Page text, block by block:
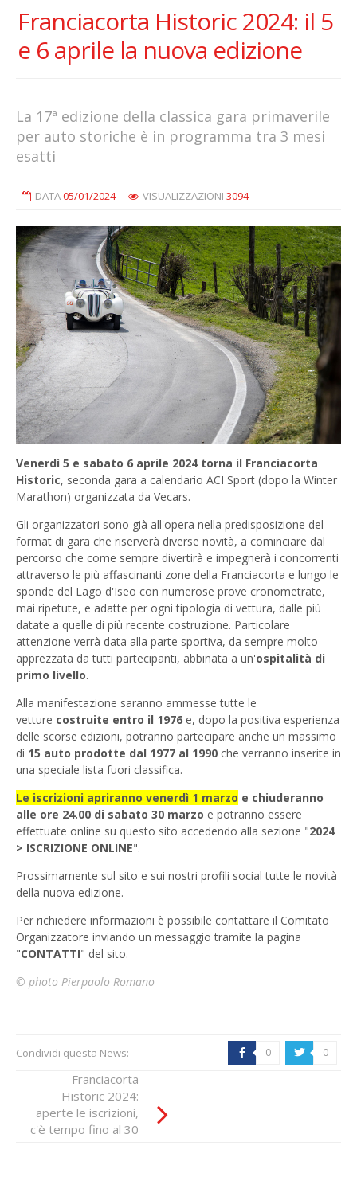
Franciacorta Historic 2024: il 5
e 6 aprile la nuova edizione
La 17ª edizione della classica gara primaverile
per auto storiche è in programma tra 3 mesi
esatti
DATA05/01/2024 VISUALIZZAZIONI 3094
Venerdì 5 e sabato 6 aprile 2024 torna il Franciacorta
Historic, seconda gara a calendario ACI Sport (dopo la Winter
Marathon) organizzata da Vecars.
Gli organizzatori sono già all'opera nella predisposizione del
format di gara che riserverà diverse novità, a cominciare dal
percorso che come sempre divertirà e impegnerà i concorrenti
attraverso le più affascinanti zone della Franciacorta e lungo le
sponde del Lago d'Iseo con numerose prove cronometrate,
mai ripetute, e adatte per ogni tipologia di vettura, dalle più
datate a quelle di più recente costruzione. Particolare
attenzione verrà data alla parte sportiva, da sempre molto
apprezzata da tutti partecipanti, abbinata a un'ospitalità di
primo livello.
Alla manifestazione saranno ammesse tutte le
vetture costruite entro il 1976 e, dopo la positiva esperienza
delle scorse edizioni, potranno partecipare anche un massimo
di 15 auto prodotte dal 1977 al 1990 che verranno inserite in
una speciale lista fuori classifica.
Le iscrizioni apriranno venerdì 1 marzo e chiuderanno
alle ore 24.00 di sabato 30 marzo e potranno essere
effettuate online su questo sito accedendo alla sezione "2024
> ISCRIZIONE ONLINE".
Prossimamente sul sito e sui nostri profili social tutte le novità
della nuova edizione.
Per richiedere informazioni è possibile contattare il Comitato
Organizzatore inviando un messaggio tramite la pagina
"CONTATTI" del sito.
© photo Pierpaolo Romano
Condividi questa News: b 0 a 0
Aliverti-Maffi
vincono il
Franciacorta
Historic
Franciacorta
Historic 2024:
aperte le iscrizioni,
c'è tempo fino al 30